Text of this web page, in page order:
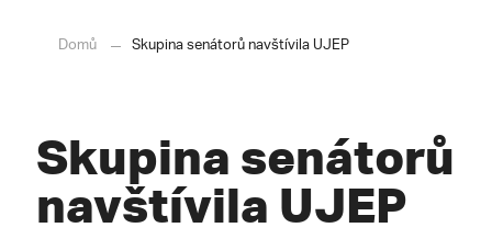
Domů Skupina senátorů navštívila UJEP
Skupina senátorů
navštívila UJEP